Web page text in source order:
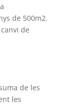
de 500m2.
de
de les
les